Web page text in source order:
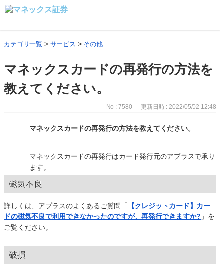
カテゴリ一覧 > サービス > その他
マネックスカードの再発行の方法を
教えてください。
No : 7580 更新日時 : 2022/05/02 12:48
マネックスカードの再発行の方法を教えてください。
マネックスカードの再発行はカード発行元のアプラスで承り
ます。
磁気不良
詳しくは、アプラスのよくあるご質問「
【クレジットカード】カー
ドの磁気不良で利用できなかったのですが、再発行できますか? 」を
ご覧ください。
破損